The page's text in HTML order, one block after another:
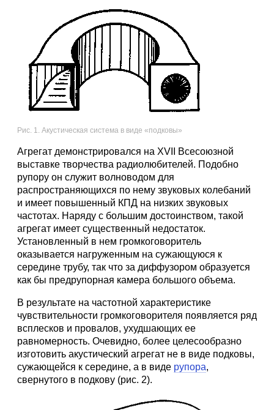
Рис. 1. Акустическая система в виде «подковы»
Агрегат демонстрировался на XVII Всесоюзной
выставке творчества радиолюбителей. Подобно
рупору он служит волноводом для
распространяющихся по нему звуковых колебаний
и имеет повышенный КПД на низких звуковых
частотах. Наряду с большим достоинством, такой
агрегат имеет существенный недостаток.
Установленный в нем громкоговоритель
оказывается нагруженным на сужающуюся к
середине трубу, так что за диффузором образуется
как бы предрупорная камера большого объема.
В результате на частотной характеристике
чувствительности громкоговорителя появляется ряд
всплесков и провалов, ухудшающих ее
равномерность. Очевидно, более целесообразно
изготовить акустический агрегат не в виде подковы,
сужающейся к середине, а в виде рупора,
свернутого в подкову (рис. 2).